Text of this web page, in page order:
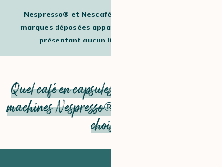
Nespresso® et Nescafé Dolce Gusto® sont des
marques déposées appartenant à des tiers et ne
présentant aucun lien avec MaxiCoffee
Quel café en capsules compatibles avec les
machines Nespresso® Original décaféinées
choisir ?